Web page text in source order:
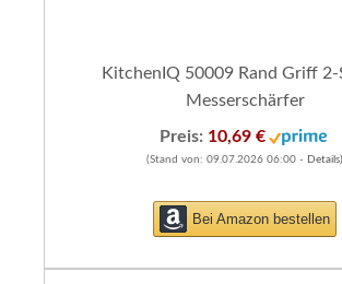
KitchenIQ 50009 Rand Griff 2-
Messerschärfer
Preis: 10,69 €
(Stand von: 09.07.2026 06:00 - Details)
Bei Amazon bestellen